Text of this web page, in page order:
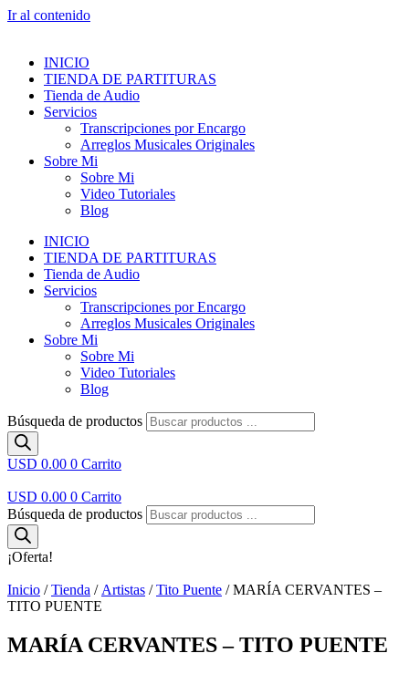
Ir al contenido
INICIO
TIENDA DE PARTITURAS
Tienda de Audio
Servicios
Transcripciones por Encargo
Arreglos Musicales Originales
Sobre Mi
Sobre Mi
Video Tutoriales
Blog
INICIO
TIENDA DE PARTITURAS
Tienda de Audio
Servicios
Transcripciones por Encargo
Arreglos Musicales Originales
Sobre Mi
Sobre Mi
Video Tutoriales
Blog
Búsqueda de productos
USD 0.00 0 Carrito
USD 0.00 0 Carrito
Búsqueda de productos
¡Oferta!
Inicio /Tienda / Artistas /Tito Puente / MARÍA CERVANTES –
TITO PUENTE
MARÍA CERVANTES – TITO PUENTE